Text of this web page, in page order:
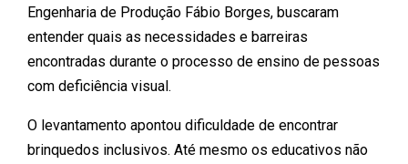
Engenharia de Produção Fábio Borges, buscaram
entender quais as necessidades e barreiras
encontradas durante o processo de ensino de pessoas
com deficiência visual.
O levantamento apontou dificuldade de encontrar
brinquedos inclusivos. Até mesmo os educativos não